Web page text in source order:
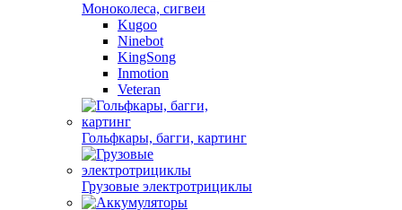
Моноколеса, сигвеи
Kugoo
Ninebot
KingSong
Inmotion
Veteran
Гольфкары, багги, картинг
Грузовые электротрициклы